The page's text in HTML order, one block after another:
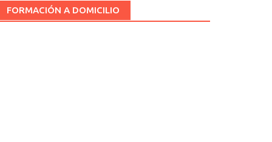
FORMACIÓN A DOMICILIO